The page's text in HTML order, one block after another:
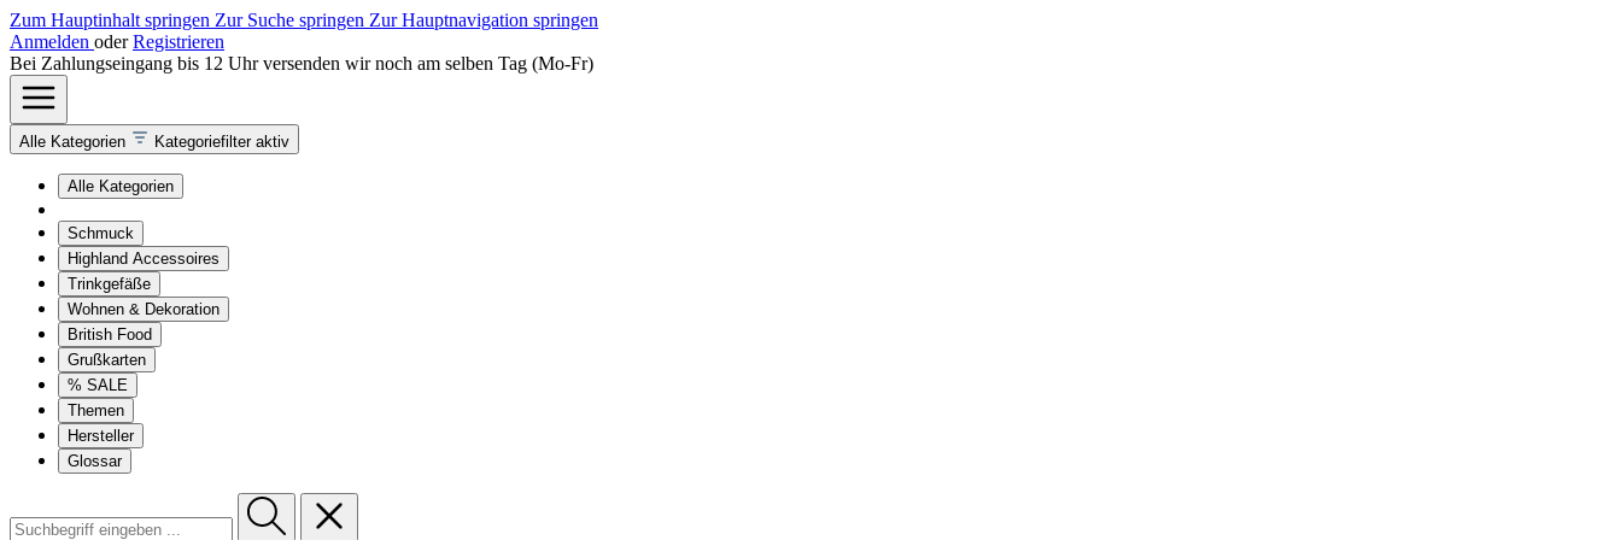
Zum Hauptinhalt springen Zur Suche springen Zur Hauptnavigation springen
Anmelden oder Registrieren
Bei Zahlungseingang bis 12 Uhr versenden wir noch am selben Tag (Mo-Fr)
Alle Kategorien Kategoriefilter aktiv
Alle Kategorien
Schmuck
Highland Accessoires
Trinkgefäße
Wohnen & Dekoration
British Food
Grußkarten
% SALE
Themen
Hersteller
Glossar